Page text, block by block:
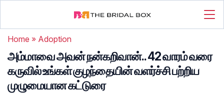
Home » Adoption
அம்மாவை அவன் நன்கறிவான்.. 42 வாரம் வரை
கருவில் உங்கள் குழந்தையின் வளர்ச்சி பற்றிய
முழுமையான கட்டுரை